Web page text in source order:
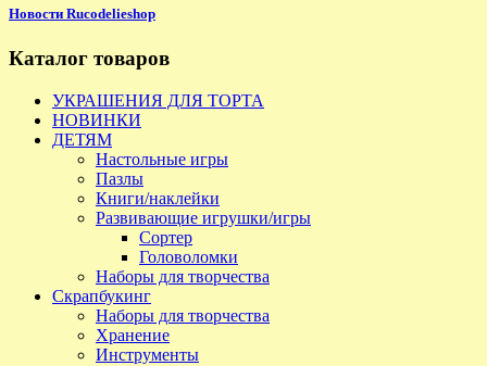
Новости Rucodelieshop
Каталог товаров
УКРАШЕНИЯ ДЛЯ ТОРТА
НОВИНКИ
ДЕТЯМ
Настольные игры
Пазлы
Книги/наклейки
Развивающие игрушки/игры
Сортер
Головоломки
Наборы для творчества
Скрапбукинг
Наборы для творчества
Хранение
Инструменты